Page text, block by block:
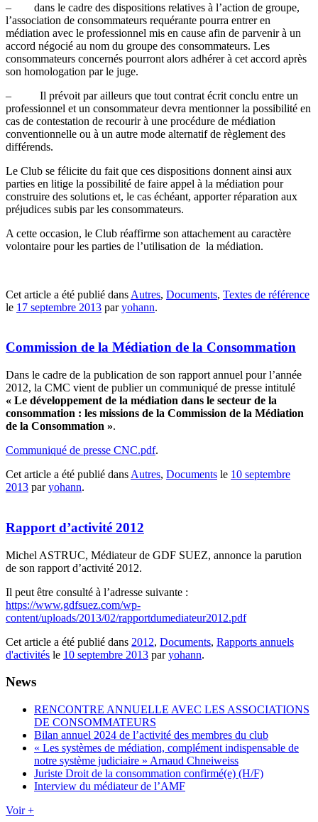
– dans le cadre des dispositions relatives à l’action de groupe,
l’association de consommateurs requérante pourra entrer en
médiation avec le professionnel mis en cause afin de parvenir à un
accord négocié au nom du groupe des consommateurs. Les
consommateurs concernés pourront alors adhérer à cet accord après
son homologation par le juge.
– Il prévoit par ailleurs que tout contrat écrit conclu entre un
professionnel et un consommateur devra mentionner la possibilité en
cas de contestation de recourir à une procédure de médiation
conventionnelle ou à un autre mode alternatif de règlement des
différends.
Le Club se félicite du fait que ces dispositions donnent ainsi aux
parties en litige la possibilité de faire appel à la médiation pour
construire des solutions et, le cas échéant, apporter réparation aux
préjudices subis par les consommateurs.
A cette occasion, le Club réaffirme son attachement au caractère
volontaire pour les parties de l’utilisation de la médiation.
Cet article a été publié dans Autres, Documents, Textes de référence
le 17 septembre 2013 paryohann.
Commission de la Médiation de la Consommation
Dans le cadre de la publication de son rapport annuel pour l’année
2012, la CMC vient de publier un communiqué de presse intitulé
« Le développement de la médiation dans le secteur de la
consommation : les missions de la Commission de la Médiation
de la Consommation ».
Communiqué de presse CNC.pdf.
Cet article a été publié dans Autres, Documents le 10 septembre
2013 paryohann.
Rapport d’activité 2012
Michel ASTRUC, Médiateur de GDF SUEZ, annonce la parution
de son rapport d’activité 2012.
Il peut être consulté à l’adresse suivante :
https://www.gdfsuez.com/wp-
content/uploads/2013/02/rapportdumediateur2012.pdf
Cet article a été publié dans 2012, Documents, Rapports annuels
d'activités le 10 septembre 2013 paryohann.
News
RENCONTRE ANNUELLE AVEC LES ASSOCIATIONS
DE CONSOMMATEURS
Bilan annuel 2024 de l’activité des membres du club
« Les systèmes de médiation, complément indispensable de
notre système judiciaire » Arnaud Chneiweiss
Juriste Droit de la consommation confirmé(e) (H/F)
Interview du médiateur de l’AMF
Voir +